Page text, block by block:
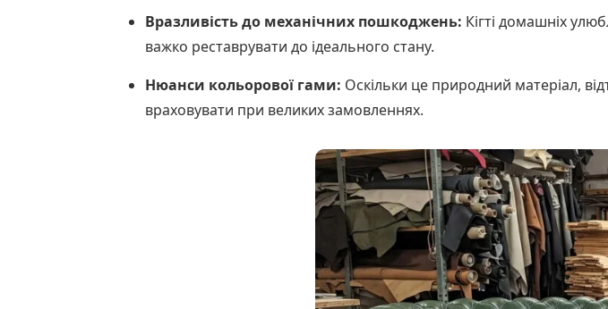
Вразливість до механічних пошкоджень: Кігті домашніх
важко реставрувати до ідеального стану.
Нюанси кольорової гами: Оскільки це природний матеріал,
враховувати при великих замовленнях.